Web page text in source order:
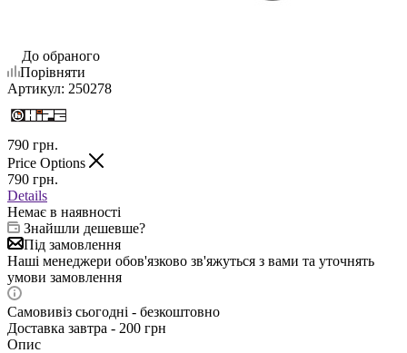
До обраного
Порівняти
Артикул: 250278
790 грн.
Price Options
790 грн.
Details
Немає в наявності
Знайшли дешевше?
Під замовлення
Наші менеджери обов'язково зв'яжуться з вами та уточнять
умови замовлення
Самовивіз сьогодні - безкоштовно
Доставка завтра - 200 грн
Опис